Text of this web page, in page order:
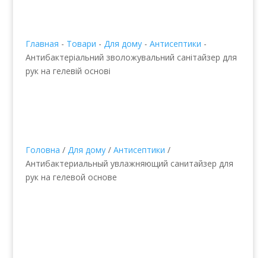
Главная - Товари - Для дому- Антисептики -
Антибактеріальний зволожувальний санітайзер для
рук на гелевій основі
Головна / Для дому/ Антисептики /
Антибактериальный увлажняющий санитайзер для
рук на гелевой основе